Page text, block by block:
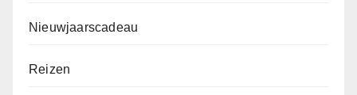
Nieuwjaarscadeau
Reizen